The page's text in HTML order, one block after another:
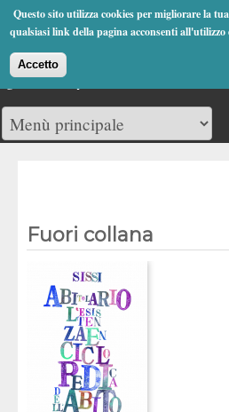
Questo sito utilizza cookies per migliorare la
qualsiasi link della pagina acconsenti all'utilizzo
Accetto
Jump to Navigation
Fuori collana